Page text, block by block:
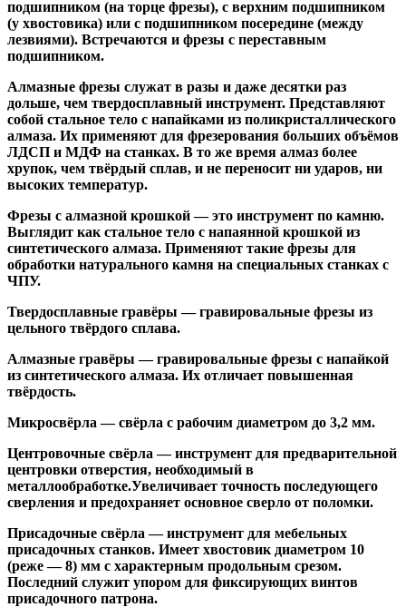
подшипником (на торце фрезы), с верхним подшипником
(у хвостовика) или с подшипником посередине (между
лезвиями). Встречаются и фрезы с переставным
подшипником.
Алмазные фрезы служат в разы и даже десятки раз
дольше, чем твердосплавный инструмент. Представляют
собой стальное тело с напайками из поликристаллического
алмаза. Их применяют для фрезерования больших объёмов
ЛДСП и МДФ на станках. В то же время алмаз более
хрупок, чем твёрдый сплав, и не переносит ни ударов, ни
высоких температур.
Фрезы с алмазной крошкой— это инструмент по камню.
Выглядит как стальное тело с напаянной крошкой из
синтетического алмаза. Применяют такие фрезы для
обработки натурального камня на специальных станках с
ЧПУ.
Твердосплавные гравёры — гравировальные фрезы из
цельного твёрдого сплава.
Алмазные гравёры — гравировальные фрезы с напайкой
из синтетического алмаза. Их отличает повышенная
твёрдость.
Микросвёрла — свёрла с рабочим диаметром до 3,2 мм.
Центровочные свёрла — инструмент для предварительной
центровки отверстия, необходимый в
металлообработке.Увеличивает точность последующего
сверления и предохраняет основное сверло от поломки.
Присадочные свёрла — инструмент для мебельных
присадочных станков. Имеет хвостовик диаметром 10
(реже — 8) мм с характерным продольным срезом.
Последний служит упором для фиксирующих винтов
присадочного патрона.